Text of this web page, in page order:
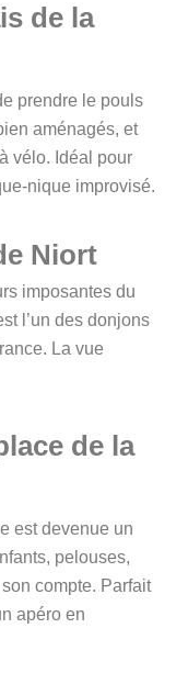
de la
prendre le pouls
aménagés, et
vélo. Idéal pour
nique improvisé.
Niort
imposantes du
l’un des donjons
La vue
de la
est devenue un
pelouses,
compte. Parfait
apéro en